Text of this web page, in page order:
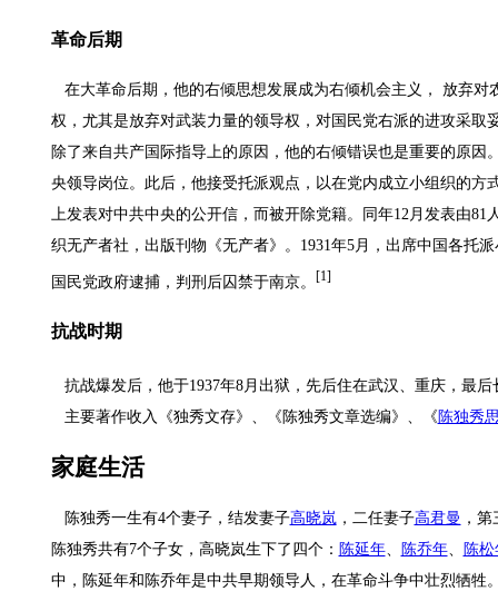
革命后期
在大革命后期，他的右倾思想发展成为右倾机会主义， 放弃对
权，尤其是放弃对武装力量的领导权，对国民党右派的进攻采取
除了来自共产国际指导上的原因，他的右倾错误也是重要的原因
央领导岗位。此后，他接受托派观点，以在党内成立小组织的方
上发表对中共中央的公开信，而被开除党籍。同年12月发表由
织无产者社，出版刊物《无产者》。1931年5月，出席中国各托
国民党政府逮捕，判刑后囚禁于南京。 [1]
抗战时期
抗战爆发后，他于1937年8月出狱，先后住在武汉、重庆，最
主要著作收入《独秀文存》、《陈独秀文章选编》、《 陈独秀
家庭生活
陈独秀一生有4个妻子，结发妻子高晓岚 ，二任妻子高君曼 ，
陈独秀共有7个子女，高晓岚生下了四个： 陈延年、 陈乔年、
陈松
中，陈延年和陈乔年是中共早期领导人，在革命斗争中壮烈牺